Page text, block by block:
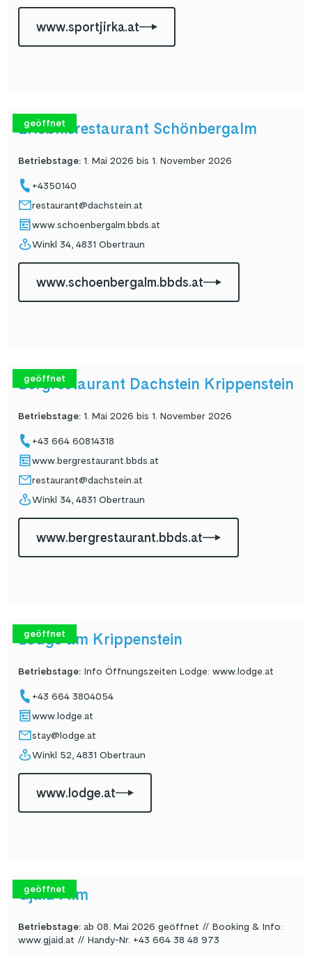
www.sportjirka.at
geöffnet
Erlebnisrestaurant Schönbergalm
Betriebstage: 1. Mai 2026 bis 1. November 2026
+4350140
restaurant@dachstein.at
www.schoenbergalm.bbds.at
Winkl 34, 4831 Obertraun
www.schoenbergalm.bbds.at
geöffnet
Bergrestaurant Dachstein Krippenstein
Betriebstage: 1. Mai 2026 bis 1. November 2026
+43 664 60814318
www.bergrestaurant.bbds.at
restaurant@dachstein.at
Winkl 34, 4831 Obertraun
www.bergrestaurant.bbds.at
geöffnet
Lodge am Krippenstein
Betriebstage: Info Öffnungszeiten Lodge: www.lodge.at
+43 664 3804054
www.lodge.at
stay@lodge.at
Winkl 52, 4831 Obertraun
www.lodge.at
geöffnet
Gjaid Alm
Betriebstage: ab 08. Mai 2026 geöffnet // Booking & Info:
www.gjaid.at // Handy-Nr. +43 664 38 48 973